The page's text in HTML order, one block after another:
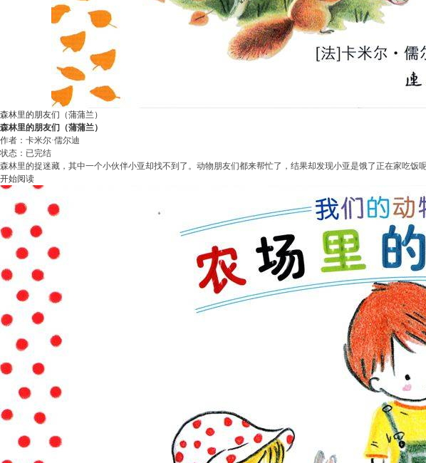
森林里的朋友们（蒲蒲兰）
森林里的朋友们（蒲蒲兰）
作者：卡米尔·儒尔迪
状态：已完结
森林里的捉迷藏，其中一个小伙伴小亚却找不到了。动物朋友们都来帮忙了，结果却发现小亚是饿了正在家吃饭
开始阅读